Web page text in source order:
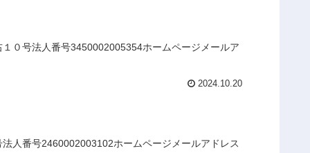
０号法人番号3450002005354ホームページメールア
2024.10.20
人番号2460002003102ホームページメールアドレス